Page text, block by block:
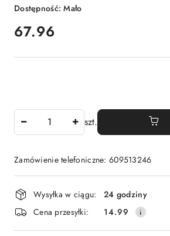
Dostępność:Mało
cena:
67.96
szt.
Zamówienie telefoniczne: 609513246
Dostępność
i
dostawa
Wysyłka w ciągu:
24 godziny
Cena przesyłki:
14.99